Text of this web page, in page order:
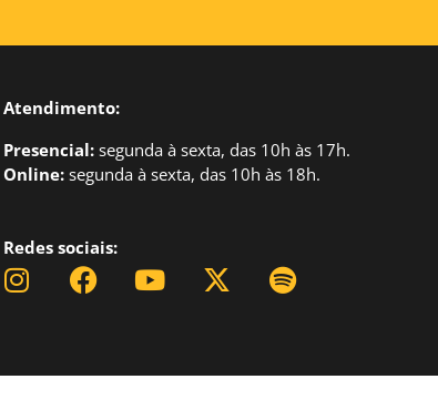
Atendimento:
Presencial:segunda à sexta, das 10h às 17h.
Online: segunda à sexta, das 10h às 18h.
Redes sociais: